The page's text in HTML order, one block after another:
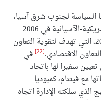
السياسة لجنوب شرق آسيا،
أطلقت إدارة بوش الشراكة المعززة الأمريكية-الآسيانية في 2006
واتفاقية الإطار للتجارة والاستثمار 2006، التي تهدف لتقوية التعاون
الاقتصادي.[22]
في
تعيين سفيرا لها باتحاد
مع فيتنام، كمبوديا
الذي سلكته الإدارة اتجاه